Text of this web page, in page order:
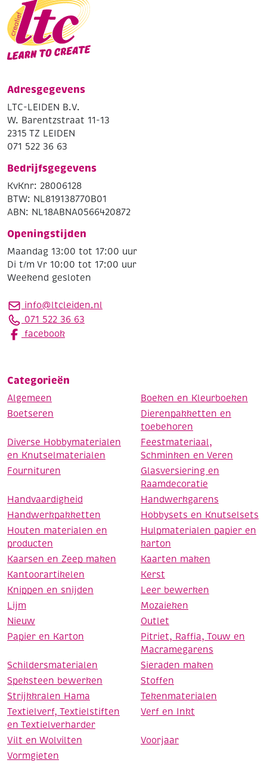
Adresgegevens
LTC-LEIDEN B.V.
W. Barentzstraat 11-13
2315 TZ LEIDEN
071 522 36 63
Bedrijfsgegevens
KvKnr: 28006128
BTW: NL819138770B01
ABN: NL18ABNA0566420872
Openingstijden
Maandag 13:00 tot 17:00 uur
Di t/m Vr 10:00 tot 17:00 uur
Weekend gesloten
info@ltcleiden.nl
071 522 36 63
facebook
Categorieën
Algemeen
Boeken en Kleurboeken
Boetseren
Dierenpakketten en
toebehoren
Diverse Hobbymaterialen
en Knutselmaterialen
Feestmateriaal,
Schminken en Veren
Fournituren
Glasversiering en
Raamdecoratie
Handvaardigheid
Handwerkgarens
Handwerkpakketten
Hobbysets en Knutselsets
Houten materialen en
producten
Hulpmaterialen papier en
karton
Kaarsen en Zeep maken
Kaarten maken
Kantoorartikelen
Kerst
Knippen en snijden
Leer bewerken
Lijm
Mozaieken
Nieuw
Outlet
Papier en Karton
Pitriet, Raffia, Touw en
Macramegarens
Schildersmaterialen
Sieraden maken
Speksteen bewerken
Stoffen
Strijkkralen Hama
Tekenmaterialen
Textielverf, Textielstiften
en Textielverharder
Verf en Inkt
Vilt en Wolvilten
Voorjaar
Vormgieten